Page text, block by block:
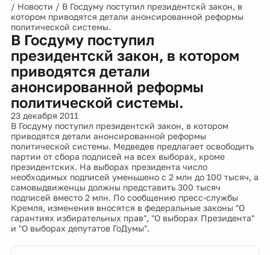
/ Новости / В Госдуму поступил президентскй закон, в
котором приводятся детали анонсированной реформы
политической системы.
В Госдуму поступил
президентскй закон, в котором
приводятся детали
анонсированной реформы
политической системы.
23 декабря 2011
В Госдуму поступил президентскй закон, в котором
приводятся детали анонсированной реформы
политической системы. Медведев предлагает освободить
партии от сбора подписей на всех выборах, кроме
президентских. На выборах президента число
необходимых подписей уменьшено с 2 млн до 100 тысяч, а
самовыдвиженцы должны представить 300 тысяч
подписей вместо 2 млн. По сообщению пресс-службы
Кремля, изменения вносятся в федеральные законы "О
гарантиях избирательных прав", "О выборах Президента"
и "О выборах депутатов ГоДумы".